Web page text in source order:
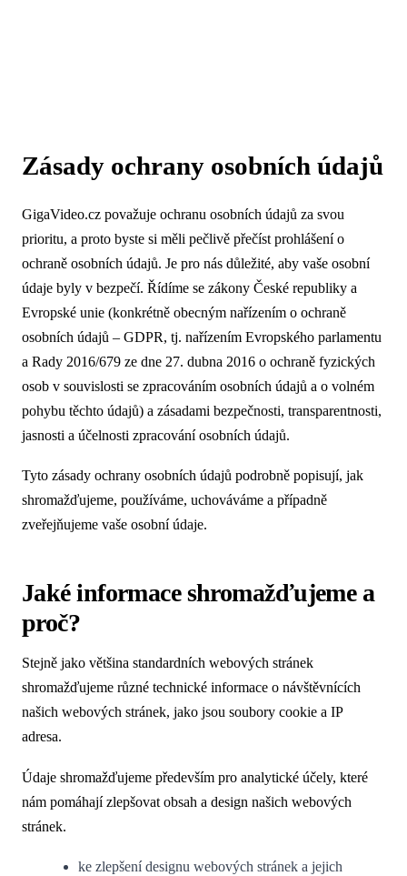
Zásady ochrany osobních údajů
GigaVideo.cz považuje ochranu osobních údajů za svou
prioritu, a proto byste si měli pečlivě přečíst prohlášení o
ochraně osobních údajů. Je pro nás důležité, aby vaše osobní
údaje byly v bezpečí. Řídíme se zákony České republiky a
Evropské unie (konkrétně obecným nařízením o ochraně
osobních údajů – GDPR, tj. nařízením Evropského parlamentu
a Rady 2016/679 ze dne 27. dubna 2016 o ochraně fyzických
osob v souvislosti se zpracováním osobních údajů a o volném
pohybu těchto údajů) a zásadami bezpečnosti, transparentnosti,
jasnosti a účelnosti zpracování osobních údajů.
Tyto zásady ochrany osobních údajů podrobně popisují, jak
shromažďujeme, používáme, uchováváme a případně
zveřejňujeme vaše osobní údaje.
Jaké informace shromažďujeme a
proč?
Stejně jako většina standardních webových stránek
shromažďujeme různé technické informace o návštěvnících
našich webových stránek, jako jsou soubory cookie a IP
adresa.
Údaje shromažďujeme především pro analytické účely, které
nám pomáhají zlepšovat obsah a design našich webových
stránek.
ke zlepšení designu webových stránek a jejich